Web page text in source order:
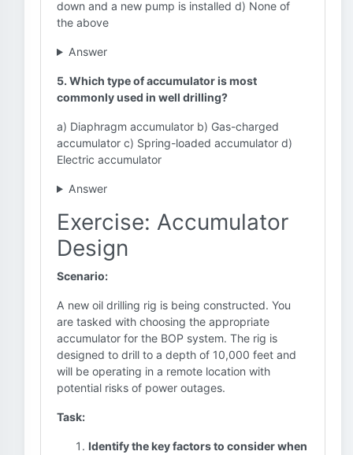
down and a new pump is installed d) None of
the above
Answer
5. Which type of accumulator is most
commonly used in well drilling?
a) Diaphragm accumulator b) Gas-charged
accumulator c) Spring-loaded accumulator d)
Electric accumulator
Answer
Exercise: Accumulator
Design
Scenario:
A new oil drilling rig is being constructed. You
are tasked with choosing the appropriate
accumulator for the BOP system. The rig is
designed to drill to a depth of 10,000 feet and
will be operating in a remote location with
potential risks of power outages.
Task:
Identify the key factors to consider when